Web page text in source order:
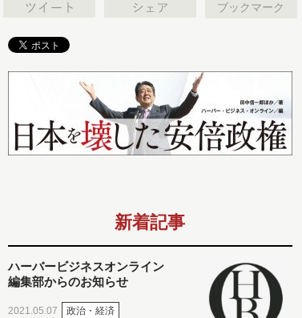
ブックマーク
新着記事
ハーバービジネスオンライン
編集部からのお知らせ
2021.05.07 政治・経済